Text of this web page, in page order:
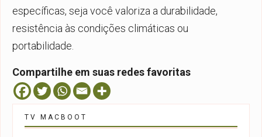
específicas, seja você valoriza a durabilidade,
resistência às condições climáticas ou
portabilidade.
Compartilhe em suas redes favoritas
TV MACBOOT